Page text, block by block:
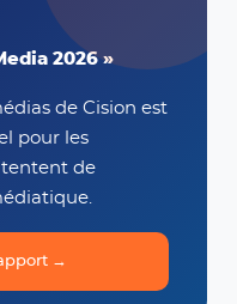
2026 »
de Cision est
pour les
tentent de
→